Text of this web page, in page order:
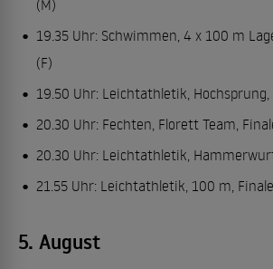
(M)
19.35 Uhr: Schwimmen, 4 x 100 m
(F)
19.50 Uhr: Leichtathletik, Hochsprung,
20.30 Uhr: Fechten, Florett Team,
20.30 Uhr: Leichtathletik,
21.55 Uhr: Leichtathletik, 100 m,
5. August